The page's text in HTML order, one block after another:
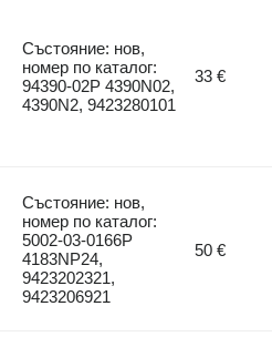
Състояние: нов,
номер по каталог:
94390-02P 4390N02,
4390N2, 9423280101
33 €
Състояние: нов,
номер по каталог:
5002-03-0166P
4183NP24,
9423202321,
9423206921
50 €